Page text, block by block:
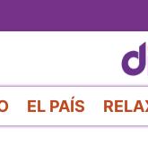
EL PAÍS